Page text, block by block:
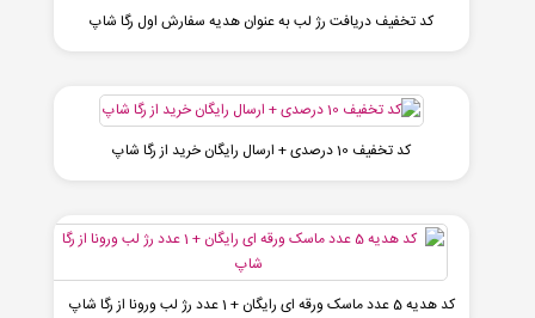
کد تخفیف دریافت رژ لب به عنوان هدیه سفارش اول رگا شاپ
کد تخفیف 10 درصدی + ارسال رایگان خرید از رگا شاپ
کد هدیه 5 عدد ماسک ورقه ای رایگان + 1 عدد رژ لب ورونا از رگا شاپ